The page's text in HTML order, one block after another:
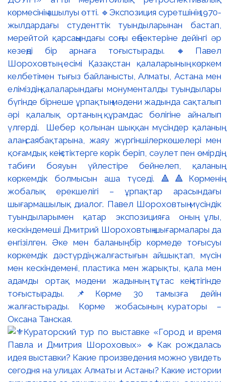
көрмесінің ашылуы өтті. 🔹Экспозиция суретшінің 1970-
жылдардағы студенттік туындыларынан бастап,
мерейтой қарсаңындағы соңғы еңбектеріне дейінгі әр
кезеңді бір арнаға тоғыстырады. 🔸Павел
Шороховтың есімі Қазақстан қалаларының көркем
келбетімен тығыз байланысты, Алматы, Астана мен
еліміздің қалаларындағы монументалды туындылары
бүгінде бірнеше ұрпақтың мәдени жадында сақталып
әрі қалалық ортаның құрамдас бөлігіне айналып
үлгерді. Шебер қолынан шыққан мүсіндер қаланың
алаң-саябақтарына, жаяу жүргіншілеркөшелері мен
қоғамдық кеңістіктерге көрік беріп, сәулет пен өмірдің
табиғи бояуын үйлестіре бейнелеп, қаланың
көркемдік болмысын аша түседі. 🔺🔺Көрменің
жобалық ерекшелігі – ұрпақтар арасындағы
шығармашылық диалог. Павел Шороховтың мүсіндік
туындыларымен қатар экспозицияға оның ұлы,
кескіндемеші Дмитрий Шороховтың шығармалары да
енгізілген. Әке мен баланың бір көрмеде тоғысуы
көркемдік дәстүрдің жалғастығын айшықтап, мүсін
мен кескіндемені, пластика мен жарықты, қала мен
адамды ортақ мәдени жадының тұтас кеңістігінде
тоғыстырады. 📌Көрме 30 тамызға дейін
жалғастырады. Көрме жобасының кураторы –
Оксана Танская.